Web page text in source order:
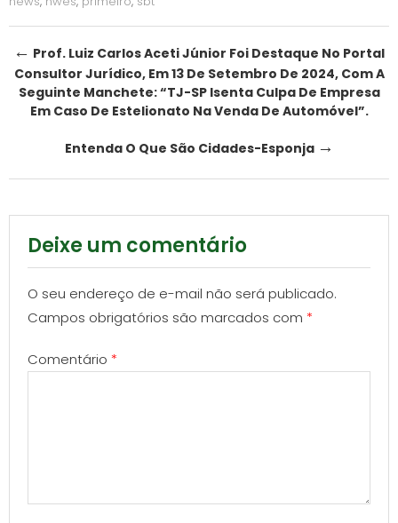
Post
navigation
← Prof. Luiz Carlos Aceti Júnior Foi Destaque No Portal
Consultor Jurídico, Em 13 De Setembro De 2024, Com A
Seguinte Manchete: “TJ-SP Isenta Culpa De Empresa
Em Caso De Estelionato Na Venda De Automóvel”.
Entenda O Que São Cidades-Esponja →
Deixe um comentário
O seu endereço de e-mail não será publicado.
Campos obrigatórios são marcados com *
Comentário *